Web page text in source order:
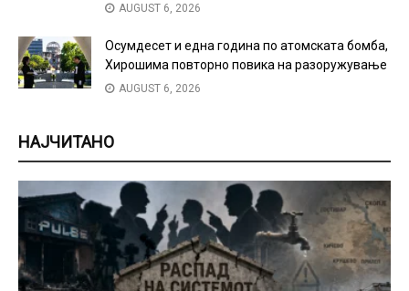
AUGUST 6, 2026
Осумдесет и една година по атомската бомба,
Хирошима повторно повика на разоружување
AUGUST 6, 2026
НАЈЧИТАНО